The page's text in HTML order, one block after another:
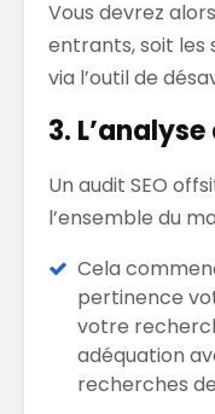
Vous devrez
entrants, soit les
via l’outil de
3.
Un audit SEO
l’ensemble du
Cela
pertinence
votre
adéquation
recherches